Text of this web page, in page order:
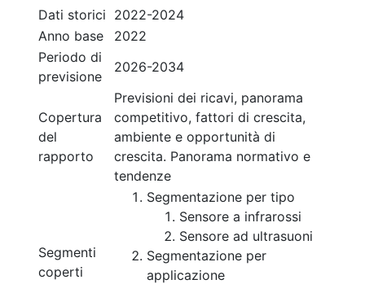
Dati storici 2022-2024
Anno base
2022
Periodo di
previsione
2026-2034
Copertura
del
rapporto
Previsioni dei ricavi, panorama
competitivo, fattori di crescita,
ambiente e opportunità di
crescita. Panorama normativo e
tendenze
Segmenti
coperti
Segmentazione per tipo
Sensore a infrarossi
Sensore ad ultrasuoni
Segmentazione per
applicazione